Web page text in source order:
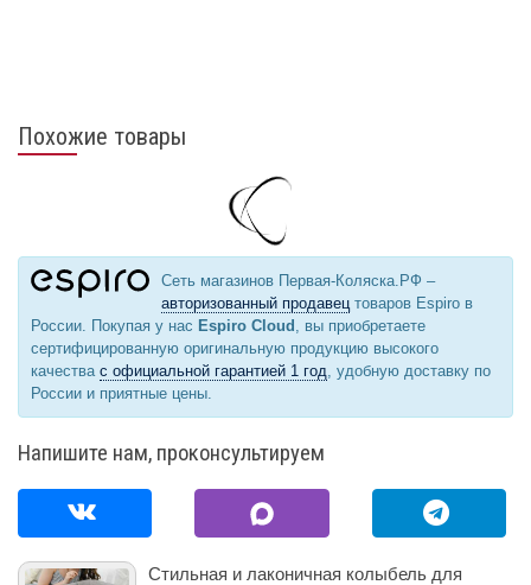
Похожие товары
Сеть магазинов Первая-Коляска.РФ –
авторизованный продавец товаров Espiro в
России. Покупая у нас Espiro Cloud
, вы приобретаете
сертифицированную оригинальную продукцию высокого
качества с официальной гарантией 1 год , удобную доставку по
России и приятные цены.
Напишите нам, проконсультируем
Стильная и лаконичная колыбель для